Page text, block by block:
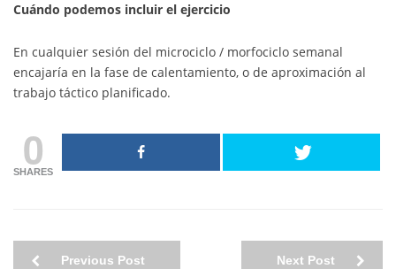
Cuándo podemos incluir el ejercicio
En cualquier sesión del microciclo / morfociclo semanal
encajaría en la fase de calentamiento, o de aproximación al
trabajo táctico planificado.
0
SHARES
Previous Post Next Post